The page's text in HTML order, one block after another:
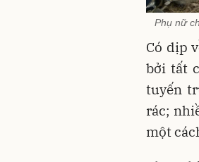
Phụ nữ
Có dịp
bởi tất
tuyến
rác;
một